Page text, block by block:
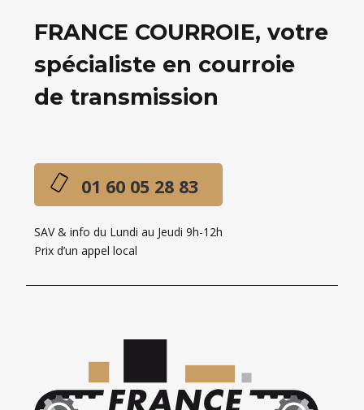
FRANCE COURROIE, votre
spécialiste en courroie
de transmission
01 60 05 28 83
SAV & info du Lundi au Jeudi 9h-12h
Prix d’un appel local